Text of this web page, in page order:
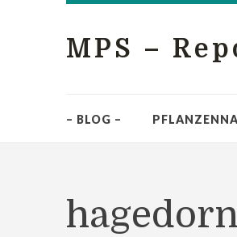
MPS –
– BLOG –
hagedorn